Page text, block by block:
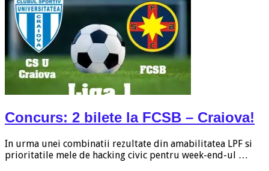
Concurs: 2 bilete la FCSB – Craiova!
In urma unei combinatii rezultate din amabilitatea LPF si
prioritatile mele de hacking civic pentru week-end-ul …